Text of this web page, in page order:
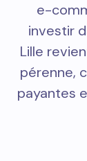
e-
investir
Lille
pérenne,
payantes